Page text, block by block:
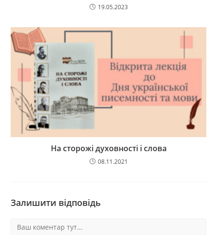
19.05.2023
На сторожі духовності і слова
08.11.2021
Залишити відповідь